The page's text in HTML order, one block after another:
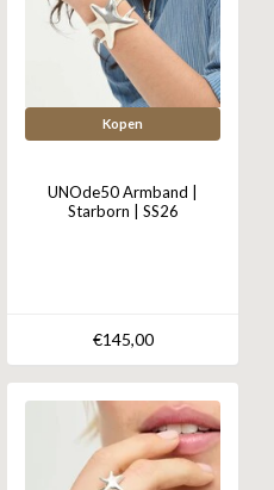
Kopen
UNOde50 Armband |
Starborn | SS26
€145,00